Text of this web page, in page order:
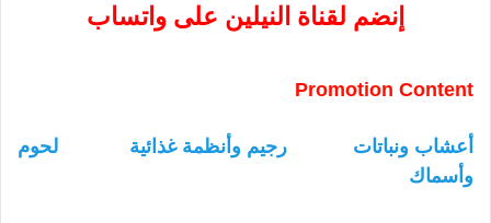
إنضم لقناة النيلين على واتساب
Promotion Content
أعشاب ونباتات رجيم وأنظمة غذائية
لحوم
وأسماك